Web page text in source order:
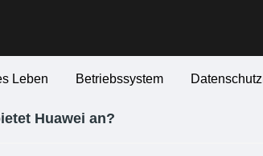
Leben Betriebssystem
Huawei an?